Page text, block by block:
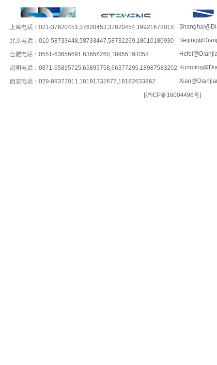
上海电话：021-37620451,37620453,37620454,19921678018
北京电话：010-58733448,58733447,58732269,18010180930
合肥电话：0551-63656691,63656260,18955193058
昆明电话：0871-65895725,65895758,66377295,18987583202
西安电话：029-89372011,18191332677,18182633862
[沪ICP备16004496号]